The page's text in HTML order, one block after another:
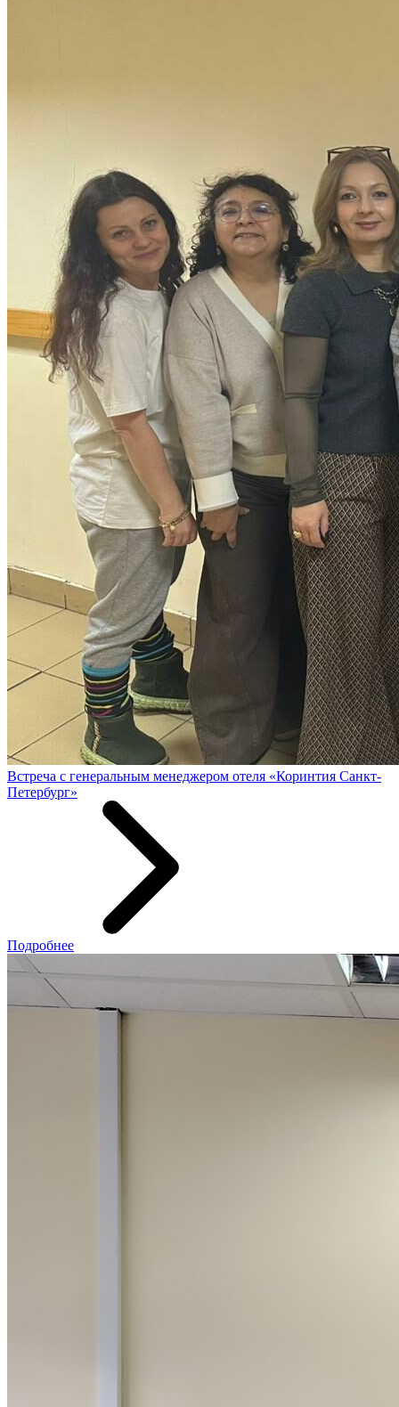
Встреча с генеральным менеджером отеля «Коринтия Санкт-
Петербург»
Подробнее